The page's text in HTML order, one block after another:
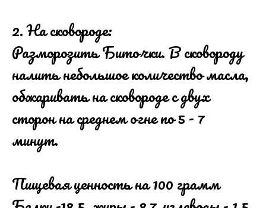
2. На сковороде:
Разморозить Биточки. В сковороду
налить небольшое количество масла,
обжаривать на сковороде с двух
сторон на среднем огне по 5 - 7
минут.
Пищевая ценность на 100 грамм